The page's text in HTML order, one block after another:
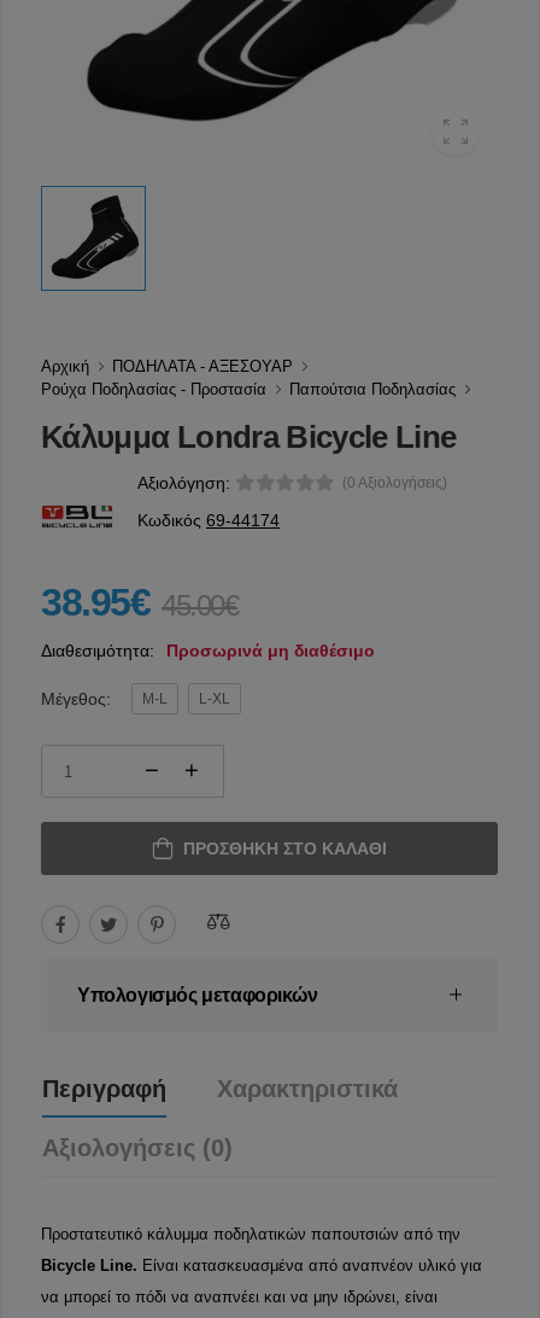
Αρχική
ΠΟΔΗΛΑΤΑ - ΑΞΕΣΟΥΑΡ
Ρούχα Ποδηλασίας - Προστασία
Παπούτσια Ποδηλασίας
Κάλυμμα Londra Bicycle Line
Αξιολόγηση: (0 Αξιολογήσεις)
Κωδικός 69-44174
38.95€ 45.00€
Διαθεσιμότητα: Προσωρινά μη διαθέσιμο
Μέγεθος: M-L L-XL
ΠΡΟΣΘΉΚΗ ΣΤΟ ΚΑΛΆΘΙ
Υπολογισμός μεταφορικών
Περιγραφή Χαρακτηριστικά
Αξιολογήσεις (0)
Προστατευτικό κάλυμμα ποδηλατικών παπουτσιών από την
Bicycle Line. Είναι κατασκευασμένα από αναπνέον υλικό για
να μπορεί το πόδι να αναπνέει και να μην ιδρώνει, είναι